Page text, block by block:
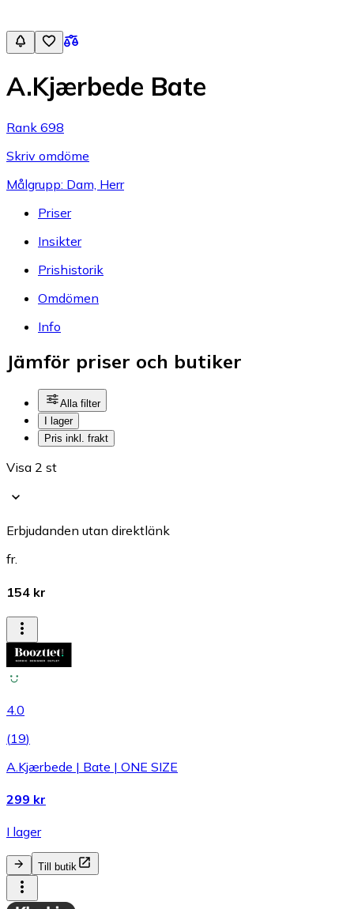
A.Kjærbede Bate
Rank 698
Skriv omdöme
Målgrupp: Dam, Herr
Priser
Insikter
Prishistorik
Omdömen
Info
Jämför priser och butiker
Alla filter
I lager
Pris inkl. frakt
Visa 2 st
Erbjudanden utan direktlänk
fr.
154 kr
4.0
(19)
A.Kjærbede | Bate | ONE SIZE
299 kr
I lager
Till butik